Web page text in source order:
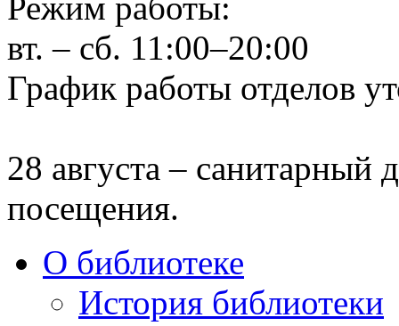
вт. – сб. 11:00–20:00
График работы отделов
28 августа – санитарный
посещения.
О библиотеке
История библиотеки